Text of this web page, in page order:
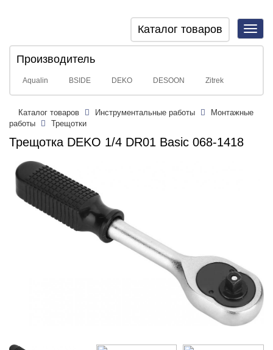
Каталог товаров
Производитель
Aqualin BSIDE DEKO DESOON Zitrek
Каталог товаров Инструментальные работы
Монтажные
работы
Трещотки
Трещотка DEKO 1/4 DR01 Basic 068-1418